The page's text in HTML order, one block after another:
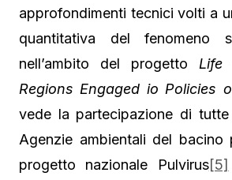
approfondimenti tecnici volti a
quantitativa del fenomeno
nell’ambito del progetto Life
Regions Engaged io Policies
vede la partecipazione di
Agenzie ambientali del bacino
progetto nazionale Pulvirus[5]